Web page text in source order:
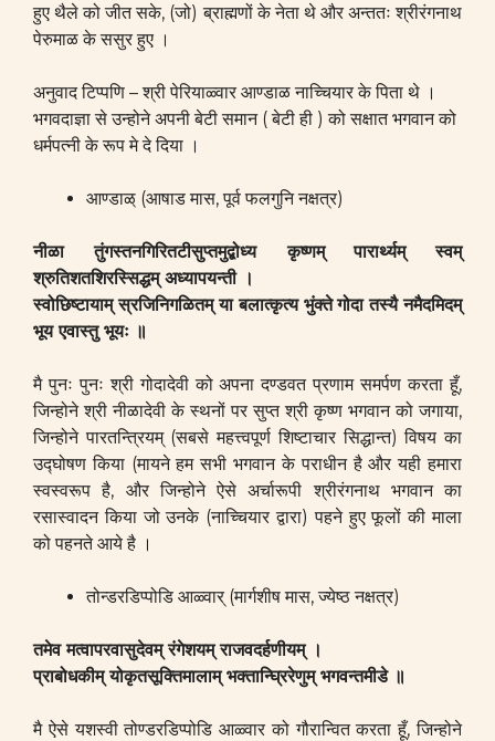
हुए थैले को जीत सके, (जो) ब्राह्मणों के नेता थे और अन्ततः श्रीरंगनाथ
पेरुमाळ के ससुर हुए ।
अनुवाद टिप्पणि – श्री पेरियाळ्वार आण्डाळ नाच्चियार के पिता थे ।
भगवदाज्ञा से उन्होने अपनी बेटी समान ( बेटी ही ) को सक्षात भगवान को
धर्मपत्नी के रूप मे दे दिया ।
आण्डाळ् (आषाड मास, पूर्व फलगुनि नक्षत्र)
नीळा तुंगस्तनगिरितटीसुप्तमुद्बोध्य कृष्णम्
पारार्थ्यम् स्वम्
श्रुतिशतशिरस्सिद्धम् अध्यापयन्ती ।
स्वोछिष्टायाम् स्रजिनिगळितम् या बलात्कृत्य भुंक्ते गोदा तस्यै नमैदमिदम्
भूय एवास्तु भूयः ॥
मै पुनः पुनः श्री गोदादेवी को अपना दण्डवत प्रणाम समर्पण करता हूँ,
जिन्होने श्री नीळादेवी के स्थनों पर सुप्त श्री कृष्ण भगवान को जगाया,
जिन्होने पारतन्त्रियम् (सबसे महत्त्वपूर्ण शिष्टाचार सिद्धान्त) विषय का
उद्घोषण किया (मायने हम सभी भगवान के पराधीन है और यही हमारा
स्वस्वरूप है, और जिन्होने ऐसे अर्चारूपी श्रीरंगनाथ भगवान का
रसास्वादन किया जो उनके (नाच्चियार द्वारा) पहने हुए फूलों की माला
को पहनते आये है ।
तोन्डरडिप्पोडि आळ्वार् (मार्गशीष मास, ज्येष्ठ नक्षत्र)
तमेव मत्वापरवासुदेवम् रंगेशयम् राजवदर्हणीयम् ।
प्राबोधकीम् योकृतसूक्तिमालाम् भक्तान्घ्रिरेणुम् भगवन्तमीडे ॥
मै ऐसे यशस्वी तोण्डरडिप्पोडि आळ्वार को गौरान्वित करता हूँ, जिन्होने